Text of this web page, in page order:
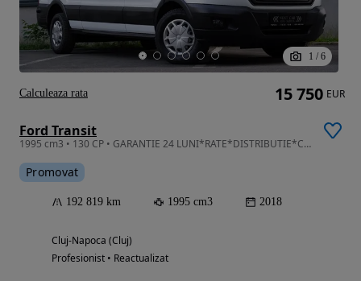
1 / 6
Ford Transit
1995 cm3 • 130 CP • GARANTIE 24 LUNI*RATE*DISTRIBUTIE*Camera*Incalzire scaune*Led-Ca NOU!
Promovat
192 819 km 1995 cm3 2018
Cluj-Napoca (Cluj)
Profesionist • Reactualizat
15 750 EUR
Calculeaza rata